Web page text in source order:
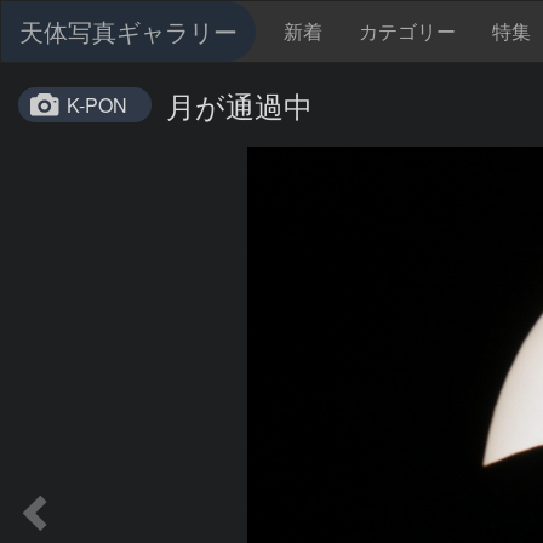
天体写真ギャラリー 新着 カテゴリー 特集
K-PON 月が通過中